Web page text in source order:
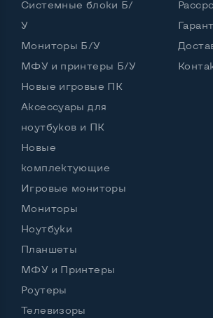
Интерфейс подключения Display
Да, 1 шт.
Остальные возможности:
Блок питания
Регулировка положения дисплея
Встроенные динамики
Особенности (изогнутый экран,
ЦветЧерный
Системные блоки Б/
У
Мониторы Б/У
МФУ и принтеры Б/У
Новые игровые ПК
Аксессуары для
ноутбуков и ПК
Новые
комплектующие
Игровые мониторы
Мониторы
Ноутбуки
Планшеты
МФУ и Принтеры
Роутеры
Телевизоры